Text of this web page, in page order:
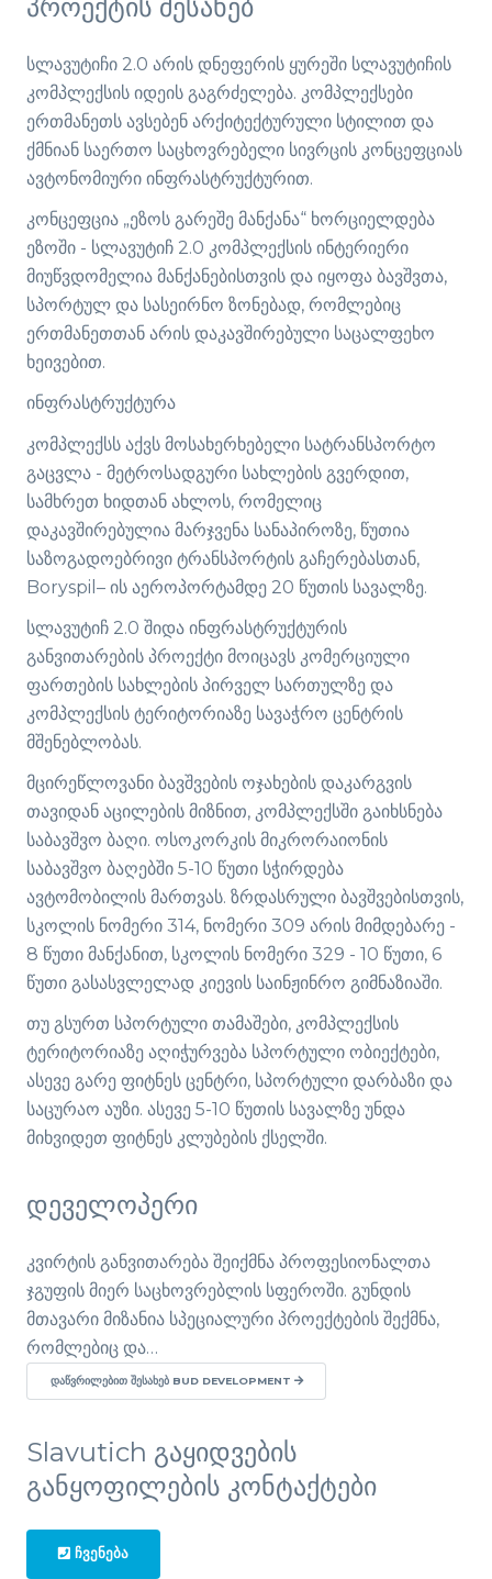
პროექტის შესახებ
სლავუტიჩი 2.0 არის დნეფერის ყურეში სლავუტიჩის
კომპლექსის იდეის გაგრძელება. კომპლექსები
ერთმანეთს ავსებენ არქიტექტურული სტილით და
ქმნიან საერთო საცხოვრებელი სივრცის კონცეფციას
ავტონომიური ინფრასტრუქტურით.
კონცეფცია „ეზოს გარეშე მანქანა“ ხორციელდება
ეზოში - სლავუტიჩ 2.0 კომპლექსის ინტერიერი
მიუწვდომელია მანქანებისთვის და იყოფა ბავშვთა,
სპორტულ და სასეირნო ზონებად, რომლებიც
ერთმანეთთან არის დაკავშირებული საცალფეხო
ხეივებით.
ინფრასტრუქტურა
კომპლექსს აქვს მოსახერხებელი სატრანსპორტო
გაცვლა - მეტროსადგური სახლების გვერდით,
სამხრეთ ხიდთან ახლოს, რომელიც
დაკავშირებულია მარჯვენა სანაპიროზე, წუთია
საზოგადოებრივი ტრანსპორტის გაჩერებასთან,
Boryspil– ის აეროპორტამდე 20 წუთის სავალზე.
სლავუტიჩ 2.0 შიდა ინფრასტრუქტურის
განვითარების პროექტი მოიცავს კომერციული
ფართების სახლების პირველ სართულზე და
კომპლექსის ტერიტორიაზე სავაჭრო ცენტრის
მშენებლობას.
მცირეწლოვანი ბავშვების ოჯახების დაკარგვის
თავიდან აცილების მიზნით, კომპლექსში გაიხსნება
საბავშვო ბაღი. ოსოკორკის მიკრორაიონის
საბავშვო ბაღებში 5-10 წუთი სჭირდება
ავტომობილის მართვას. ზრდასრული ბავშვებისთვის,
სკოლის ნომერი 314, ნომერი 309 არის მიმდებარე -
8 წუთი მანქანით, სკოლის ნომერი 329 - 10 წუთი, 6
წუთი გასასვლელად კიევის საინჟინრო გიმნაზიაში.
თუ გსურთ სპორტული თამაშები, კომპლექსის
ტერიტორიაზე აღიჭურვება სპორტული ობიექტები,
ასევე გარე ფიტნეს ცენტრი, სპორტული დარბაზი და
საცურაო აუზი. ასევე 5-10 წუთის სავალზე უნდა
მიხვიდეთ ფიტნეს კლუბების ქსელში.
დეველოპერი
კვირტის განვითარება შეიქმნა პროფესიონალთა
ჯგუფის მიერ საცხოვრებლის სფეროში. გუნდის
მთავარი მიზანია სპეციალური პროექტების შექმნა,
რომლებიც და…
ᲓᲐᲬᲕᲠᲘᲚᲔᲑᲘᲗ ᲨᲔᲡᲐᲮᲔᲑ BUD DEVELOPMENT
Slavutich გაყიდვების
განყოფილების კონტაქტები
ᲩᲕᲔᲜᲔᲑᲐ